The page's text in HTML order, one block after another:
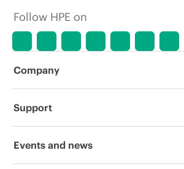
qualquer momento por
de produtos,
Follow HPE on
Company
About HPE
Support
Operational support services
Events and news